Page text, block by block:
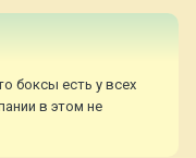
боксы есть у всех
в этом не